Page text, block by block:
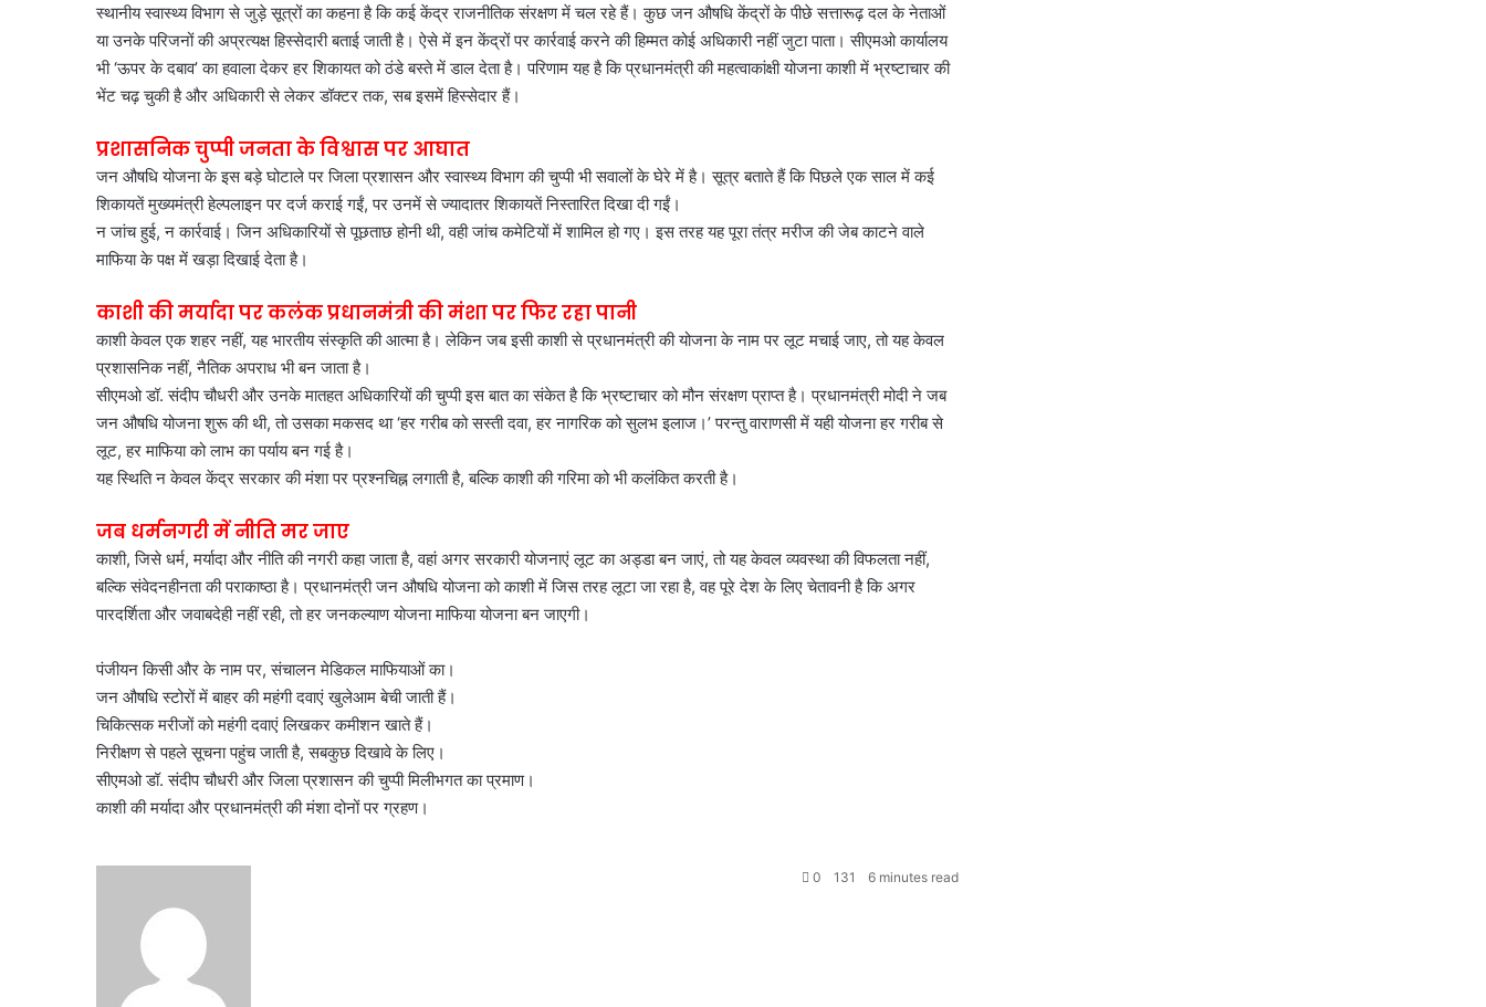
स्थानीय स्वास्थ्य विभाग से जुड़े सूत्रों का कहना है कि कई केंद्र राजनीतिक संरक्षण में चल रहे हैं। कुछ जन औषधि केंद्रों के पीछे सत्तारूढ़ दल के नेताओं
या उनके परिजनों की अप्रत्यक्ष हिस्सेदारी बताई जाती है। ऐसे में इन केंद्रों पर कार्रवाई करने की हिम्मत कोई अधिकारी नहीं जुटा पाता। सीएमओ कार्यालय
भी ‘ऊपर के दबाव’ का हवाला देकर हर शिकायत को ठंडे बस्ते में डाल देता है। परिणाम यह है कि प्रधानमंत्री की महत्वाकांक्षी योजना काशी में भ्रष्टाचार की
भेंट चढ़ चुकी है और अधिकारी से लेकर डॉक्टर तक, सब इसमें हिस्सेदार हैं।
प्रशासनिक चुप्पी जनता के विश्वास पर आघात
जन औषधि योजना के इस बड़े घोटाले पर जिला प्रशासन और स्वास्थ्य विभाग की चुप्पी भी सवालों के घेरे में है। सूत्र बताते हैं कि पिछले एक साल में कई
शिकायतें मुख्यमंत्री हेल्पलाइन पर दर्ज कराई गईं, पर उनमें से ज्यादातर शिकायतें निस्तारित दिखा दी गईं।
न जांच हुई, न कार्रवाई। जिन अधिकारियों से पूछताछ होनी थी, वही जांच कमेटियों में शामिल हो गए। इस तरह यह पूरा तंत्र मरीज की जेब काटने वाले
माफिया के पक्ष में खड़ा दिखाई देता है।
काशी की मर्यादा पर कलंक प्रधानमंत्री की मंशा पर फिर रहा पानी
काशी केवल एक शहर नहीं, यह भारतीय संस्कृति की आत्मा है। लेकिन जब इसी काशी से प्रधानमंत्री की योजना के नाम पर लूट मचाई जाए, तो यह केवल
प्रशासनिक नहीं, नैतिक अपराध भी बन जाता है।
सीएमओ डॉ. संदीप चौधरी और उनके मातहत अधिकारियों की चुप्पी इस बात का संकेत है कि भ्रष्टाचार को मौन संरक्षण प्राप्त है। प्रधानमंत्री मोदी ने जब
जन औषधि योजना शुरू की थी, तो उसका मकसद था ‘हर गरीब को सस्ती दवा, हर नागरिक को सुलभ इलाज।’ परन्तु वाराणसी में यही योजना हर गरीब से
लूट, हर माफिया को लाभ का पर्याय बन गई है।
यह स्थिति न केवल केंद्र सरकार की मंशा पर प्रश्नचिह्न लगाती है, बल्कि काशी की गरिमा को भी कलंकित करती है।
जब धर्मनगरी में नीति मर जाए
काशी, जिसे धर्म, मर्यादा और नीति की नगरी कहा जाता है, वहां अगर सरकारी योजनाएं लूट का अड्डा बन जाएं, तो यह केवल व्यवस्था की विफलता नहीं,
बल्कि संवेदनहीनता की पराकाष्ठा है। प्रधानमंत्री जन औषधि योजना को काशी में जिस तरह लूटा जा रहा है, वह पूरे देश के लिए चेतावनी है कि अगर
पारदर्शिता और जवाबदेही नहीं रही, तो हर जनकल्याण योजना माफिया योजना बन जाएगी।
पंजीयन किसी और के नाम पर, संचालन मेडिकल माफियाओं का।
जन औषधि स्टोरों में बाहर की महंगी दवाएं खुलेआम बेची जाती हैं।
चिकित्सक मरीजों को महंगी दवाएं लिखकर कमीशन खाते हैं।
निरीक्षण से पहले सूचना पहुंच जाती है, सबकुछ दिखावे के लिए।
सीएमओ डॉ. संदीप चौधरी और जिला प्रशासन की चुप्पी मिलीभगत का प्रमाण।
काशी की मर्यादा और प्रधानमंत्री की मंशा दोनों पर ग्रहण।
0 131 6 minutes read